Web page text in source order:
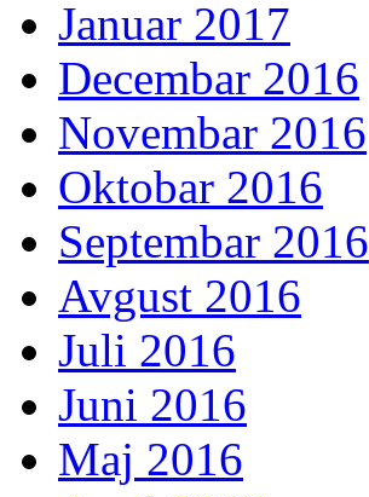
Januar 2017
Decembar 2016
Novembar 2016
Oktobar 2016
Septembar 2016
Avgust 2016
Juli 2016
Juni 2016
Maj 2016